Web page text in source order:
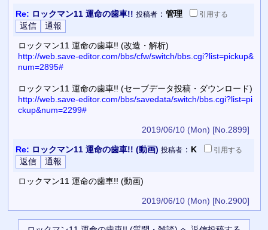
Re: ロックマン11 運命の歯車!! 投稿者： 管理 引用する
ロックマン11 運命の歯車!! (改造・解析)
http://web.save-editor.com/bbs/cfw/switch/bbs.cgi?list=pickup&
num=2895#
ロックマン11 運命の歯車!! (セーブデータ投稿・ダウンロード)
http://web.save-editor.com/bbs/savedata/switch/bbs.cgi?list=pi
ckup&num=2299#
2019/06/10 (Mon) [No.2899]
Re: ロックマン11 運命の歯車!! (動画) 投稿者： K 引用する
ロックマン11 運命の歯車!! (動画)
2019/06/10 (Mon) [No.2900]